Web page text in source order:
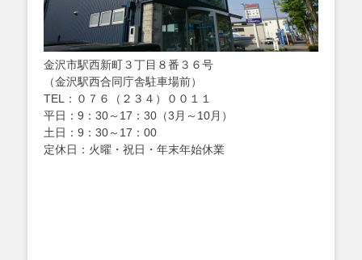
金沢市駅西新町３丁目８番３６号
（金沢駅西合同庁舎駐車場前）
TEL：０７６（２３４）００１１
平日：9：30～17：30（3月～10月）
土日：9：30～17：00
定休日：火曜・祝日・年末年始休業